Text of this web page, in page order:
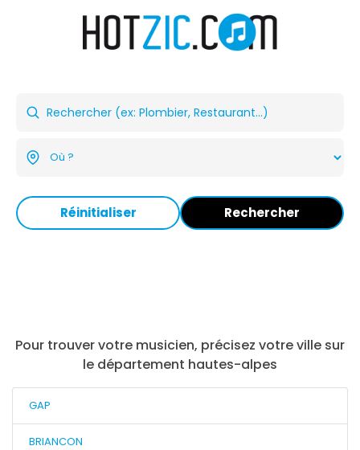
Réinitialiser Rechercher
Pour trouver votre musicien, précisez votre ville sur
le département hautes-alpes
GAP
BRIANCON